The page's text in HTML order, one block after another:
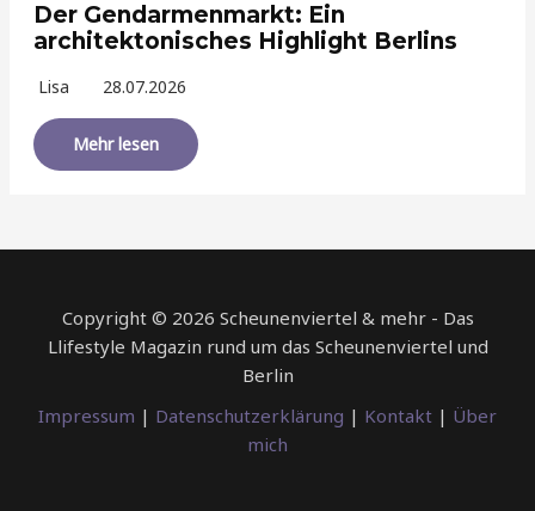
Der Gendarmenmarkt: Ein
architektonisches Highlight Berlins
Lisa 28.07.2026
Mehr lesen
Copyright © 2026 Scheunenviertel & mehr - Das
Llifestyle Magazin rund um das Scheunenviertel und
Berlin
Impressum | Datenschutzerklärung | Kontakt | Über
mich